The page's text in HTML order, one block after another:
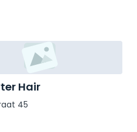
Hair
45